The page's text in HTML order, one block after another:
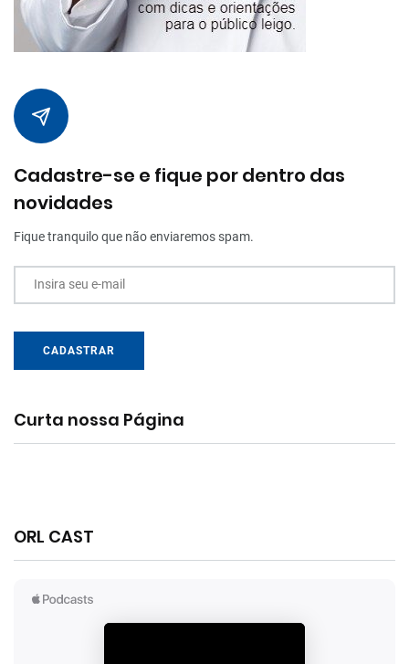
Cadastre-se e fique por dentro das
novidades
Fique tranquilo que não enviaremos spam.
Insira seu e-mail
CADASTRAR
Curta nossa Página
ORL CAST